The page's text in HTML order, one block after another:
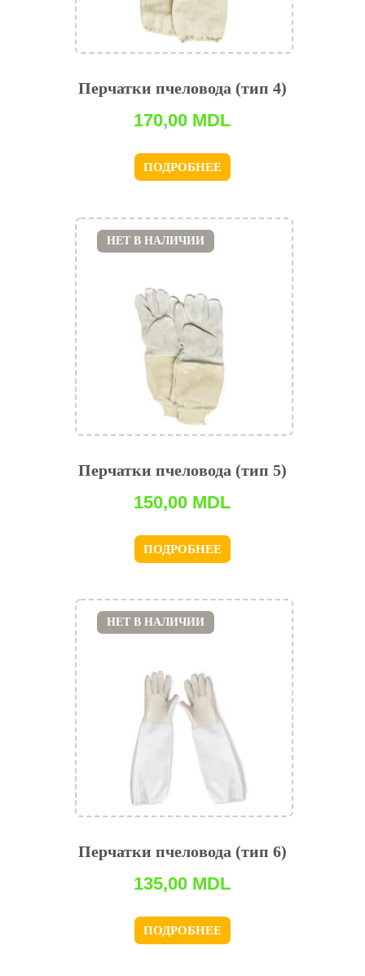
Перчатки пчеловода (тип 4)
170,00 MDL
ПОДРОБНЕЕ
Перчатки пчеловода (тип 5)
150,00 MDL
ПОДРОБНЕЕ
НЕТ В НАЛИЧИИ
Перчатки пчеловода (тип 6)
135,00 MDL
ПОДРОБНЕЕ
НЕТ В НАЛИЧИИ